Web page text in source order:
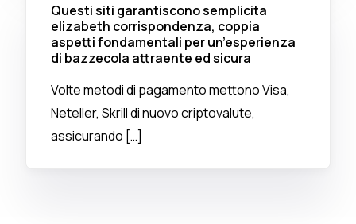
Questi siti garantiscono semplicita
elizabeth corrispondenza, coppia
aspetti fondamentali per un’esperienza
di bazzecola attraente ed sicura
Volte metodi di pagamento mettono Visa,
Neteller, Skrill di nuovo criptovalute,
assicurando […]